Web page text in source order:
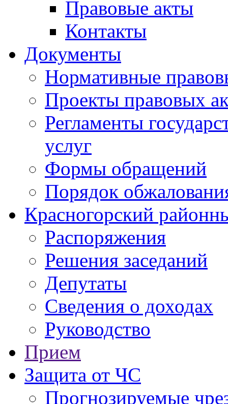
Правовые акты
Контакты
Документы
Нормативные
Проекты правовых
Регламенты
услуг
Формы обращений
Порядок
Красногорский
Распоряжения
Решения заседаний
Депутаты
Сведения о доходах
Руководство
Прием
Защита от ЧС
Прогнозируемые